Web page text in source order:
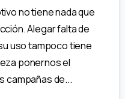
no tiene nada que
Alegar falta de
uso tampoco tiene
ponernos el
campañas de...